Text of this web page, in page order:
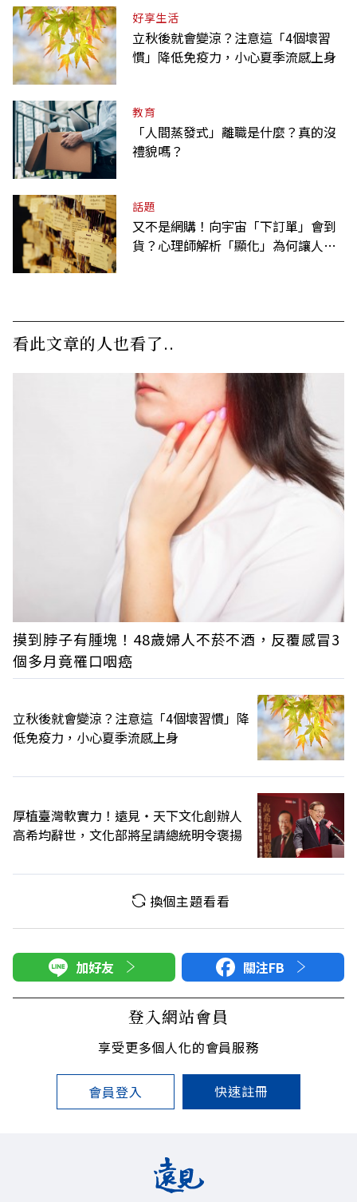
好享生活
立秋後就會變涼？注意這「4個壞習
慣」降低免疫力，小心夏季流感上身
教育
「人間蒸發式」離職是什麼？真的沒
禮貌嗎？
話題
又不是網購！向宇宙「下訂單」會到
貨？心理師解析「顯化」為何讓人無
看此文章的人也看了..
摸到脖子有腫塊！48歲婦人不菸不酒，反覆感冒3
個多月竟罹口咽癌
立秋後就會變涼？注意這「4個壞習慣」降
低免疫力，小心夏季流感上身
厚植臺灣軟實力！遠見‧天下文化創辦人
高希均辭世，文化部將呈請總統明令褒揚
換個主題看看
加好友 關注FB
登入網站會員
享受更多個人化的會員服務
會員登入 快速註冊